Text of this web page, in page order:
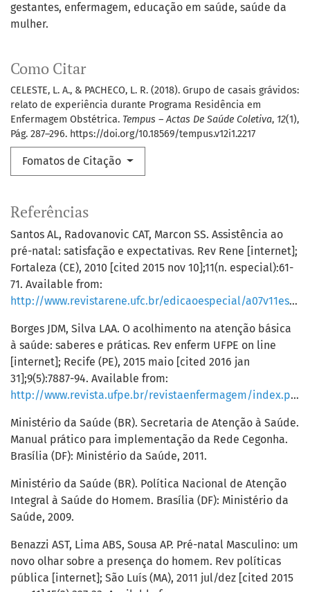
gestantes enfermagem educação em saúde saúde da
mulher.
Como Citar
CELESTE, L. A., & PACHECO, L. R. (2018). Grupo de casais grávidos:
relato de experiência durante Programa Residência em
Enfermagem Obstétrica. Tempus – Actas De Saúde Coletiva, 12(1),
Pág. 287–296. https://doi.org/10.18569/tempus.v12i1.2217
Fomatos de Citação
Referências
Santos AL, Radovanovic CAT, Marcon SS. Assistência ao
pré-natal: satisfação e expectativas. Rev Rene [internet];
Fortaleza (CE), 2010 [cited 2015 nov 10];11(n. especial):61-
71. Available from:
http://www.revistarene.ufc.br/edicaoespecial/a07v11esp_n4.pdf
Borges JDM, Silva LAA. O acolhimento na atenção básica
à saúde: saberes e práticas. Rev enferm UFPE on line
[internet]; Recife (PE), 2015 maio [cited 2016 jan
31];9(5):7887-94. Available from:
http://www.revista.ufpe.br/revistaenfermagem/index.php/revista/article/view/6543/pdf_7826
Ministério da Saúde (BR). Secretaria de Atenção à Saúde.
Manual prático para implementação da Rede Cegonha.
Brasília (DF): Ministério da Saúde, 2011.
Ministério da Saúde (BR). Política Nacional de Atenção
Integral à Saúde do Homem. Brasília (DF): Ministério da
Saúde, 2009.
Benazzi AST, Lima ABS, Sousa AP. Pré-natal Masculino: um
novo olhar sobre a presença do homem. Rev políticas
pública [internet]; São Luís (MA), 2011 jul/dez [cited 2015